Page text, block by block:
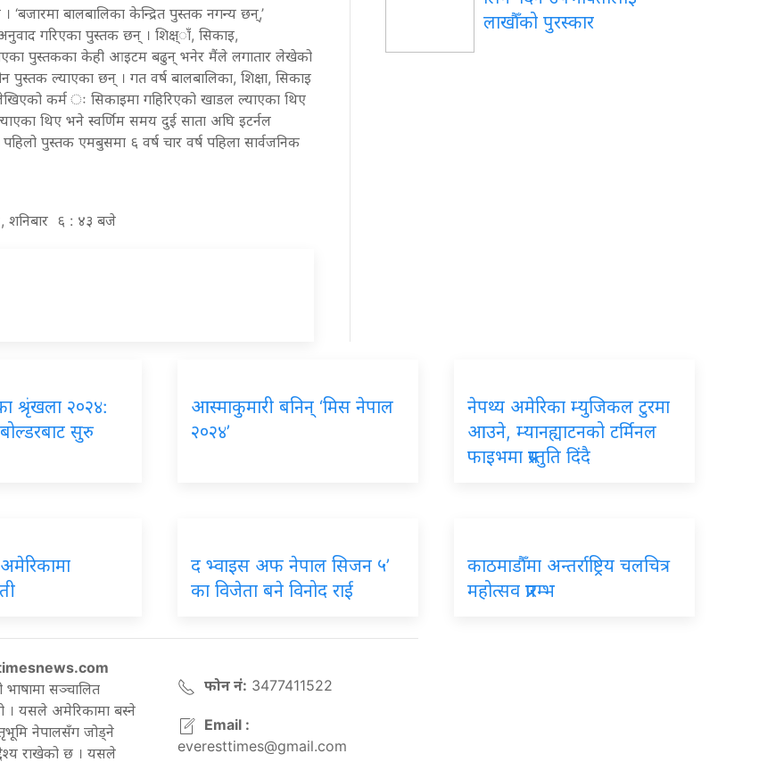
बालबालिका केन्द्रित पुस्तक नगन्य छन्,’
गरिएका पुस्तक छन् । शिक्ष्ाँ, सिकाइ,
पुस्तकका केही आइटम बढुन् भनेर मैंले लगातार लेखेको
पुस्तक ल्याएका छन् । गत वर्ष बालबालिका, शिक्षा, सिकाइ
कर्म ः सिकाइमा गहिरिएको खाडल ल्याएका थिए
थिए भने स्वर्णिम समय दुई साता अघि इटर्नल
पुस्तक एमबुसमा ६ वर्ष चार वर्ष पहिला सार्वजनिक
शनिबार ६ : ४३ बजे
लाखौँको पुरस्कार
श्रृंखला २०२४:
सुरु
आस्माकुमारी बनिन् ‘मिस नेपाल
२०२४’
नेपथ्य अमेरिका म्युजिकल टुरमा
आउने, म्यानह्याटनको टर्मिनल
फाइभमा प्रस्तुति दिंदै
द भ्वाइस अफ नेपाल सिजन ५’
का विजेता बने विनोद राई
काठमाडौँमा अन्तर्राष्ट्रिय चलचित्र
महोत्सव प्रारम्भ
भाषामा सञ्चालित
। यसले अमेरिकामा बस्ने
नेपालसँग जोड्ने
राखेको छ । यसले
फोन नं: 3477411522
Email :
everesttimes@gmail.com